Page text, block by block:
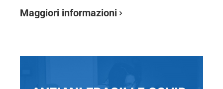
Maggiori informazioni